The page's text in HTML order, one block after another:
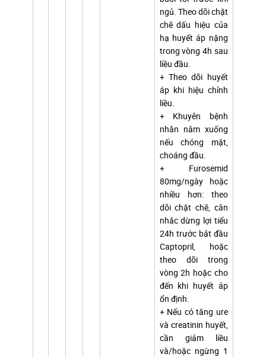
ngủ. Theo dõi chặt
chẽ dấu hiệu của
hạ huyết áp nặng
trong vòng 4h sau
liều đầu.
+ Theo dõi huyết
áp khi hiệu chỉnh
liều.
+ Khuyên bệnh
nhân nằm xuống
nếu chóng mặt,
choáng đầu.
+ Furosemid
80mg/ngày hoặc
nhiều hơn: theo
dõi chặt chẽ, cân
nhắc dừng lợi tiểu
24h trước bắt đầu
Captopril, hoặc
theo dõi trong
vòng 2h hoặc cho
đến khi huyết áp
ổn định.
+ Nếu có tăng ure
và creatinin huyết,
cần giảm liều
và/hoặc ngừng 1